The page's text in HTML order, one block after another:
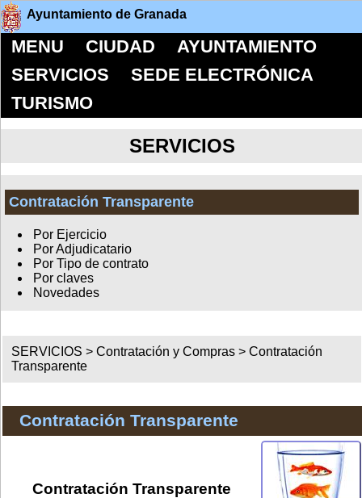
Ayuntamiento de Granada
MENU CIUDAD
AYUNTAMIENTO
SERVICIOS
SEDE ELECTRÓNICA
TURISMO
SERVICIOS
Contratación Transparente
Por Ejercicio
Por Adjudicatario
Por Tipo de contrato
Por claves
Novedades
SERVICIOS >Contratación y Compras >Contratación
Transparente
Contratación Transparente
Contratación Transparente